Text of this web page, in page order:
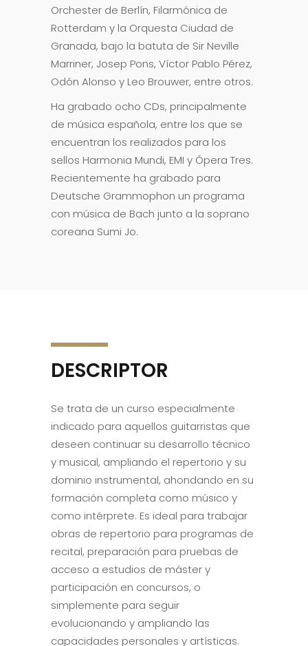
Orchester de Berlín, Filarmónica de
Rotterdam y la Orquesta Ciudad de
Granada, bajo la batuta de Sir Neville
Marriner, Josep Pons, Víctor Pablo Pérez,
Odón Alonso y Leo Brouwer, entre otros.
Ha grabado ocho CDs, principalmente
de música española, entre los que se
encuentran los realizados para los
sellos Harmonia Mundi, EMI y Ópera Tres.
Recientemente ha grabado para
Deutsche Grammophon un programa
con música de Bach junto a la soprano
coreana Sumi Jo.
DESCRIPTOR
Se trata de un curso especialmente
indicado para aquellos guitarristas que
deseen continuar su desarrollo técnico
y musical, ampliando el repertorio y su
dominio instrumental, ahondando en su
formación completa como músico y
como intérprete. Es ideal para trabajar
obras de repertorio para programas de
recital, preparación para pruebas de
acceso a estudios de máster y
participación en concursos, o
simplemente para seguir
evolucionando y ampliando las
capacidades personales y artísticas.